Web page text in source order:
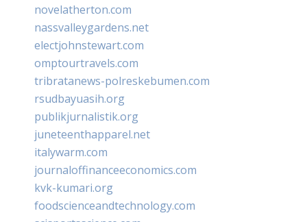
novelatherton.com
nassvalleygardens.net
electjohnstewart.com
omptourtravels.com
tribratanews-polreskebumen.com
rsudbayuasih.org
publikjurnalistik.org
juneteenthapparel.net
italywarm.com
journaloffinanceeconomics.com
kvk-kumari.org
foodscienceandtechnology.com